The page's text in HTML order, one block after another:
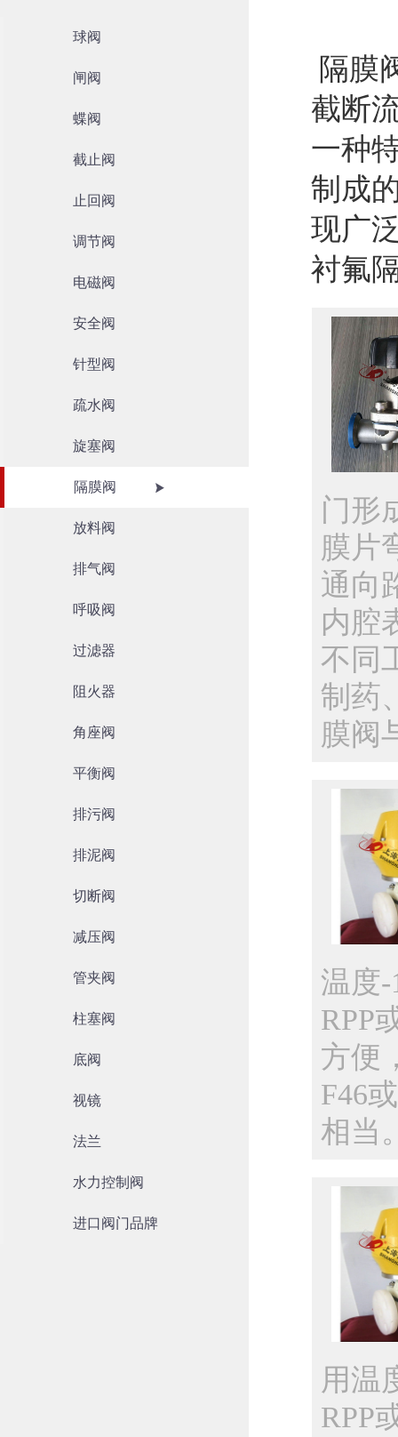
球阀
闸阀
蝶阀
截止阀
止回阀
调节阀
电磁阀
安全阀
针型阀
疏水阀
旋塞阀
隔膜阀
放料阀
排气阀
呼吸阀
过滤器
阻火器
角座阀
平衡阀
排污阀
排泥阀
切断阀
减压阀
管夹阀
柱塞阀
底阀
视镜
法兰
水力控制阀
进口阀门品牌
隔膜
截断
一种
制成
现广
衬氟
门形
膜片
通向
内腔
不同
制药
膜阀
温度
RPP
方便
F46
相当
用温
RPP